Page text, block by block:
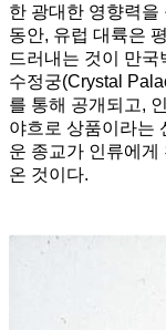
한 광대한 영향력을
동안, 유럽 대륙은
드러내는 것이 만국
수정궁(Crystal
를 통해 공개되고,
야흐로 상품이라는
운 종교가 인류에
온 것이다.